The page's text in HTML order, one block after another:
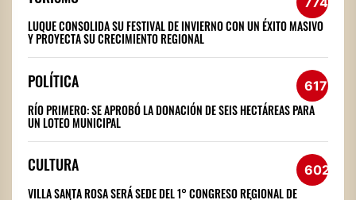
LUQUE CONSOLIDA SU FESTIVAL DE INVIERNO CON UN ÉXITO MASIVO
Y PROYECTA SU CRECIMIENTO REGIONAL
POLÍTICA 617
RÍO PRIMERO: SE APROBÓ LA DONACIÓN DE SEIS HECTÁREAS PARA
UN LOTEO MUNICIPAL
CULTURA 602
VILLA SANTA ROSA SERÁ SEDE DEL 1° CONGRESO REGIONAL DE